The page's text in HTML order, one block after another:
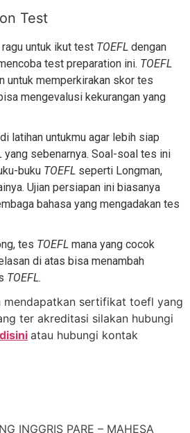
Test
untuk ikut test TOEFL dengan
test preparation ini. TOEFL
untuk memperkirakan skor tes
mengevalusi kekurangan yang
latihan untukmu agar lebih siap
yang sebenarnya. Soal-soal tes ini
buku TOEFL seperti Longman,
Ujian persiapan ini biasanya
bahasa yang mengadakan tes
tes TOEFL mana yang cocok
di atas bisa menambah
TOEFL.
mendapatkan sertifikat toefl yang
ter akreditasi silakan hubungi
disini atau hubungi kontak
INGGRIS PARE – MAHESA